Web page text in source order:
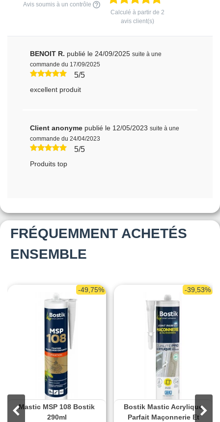
Avis soumis à un contrôle
Calculé à partir de 2
avis client(s)
BENOIT R. publié le 24/09/2025 suite à une
commande du 17/09/2025
5/5
excellent produit
Client anonyme publié le 12/05/2023 suite à une
commande du 24/04/2023
5/5
Produits top
FRÉQUEMMENT ACHETÉS
ENSEMBLE
-49,75%
Mastic MSP 108 Bostik
290ml
-39,53%
Bostik Mastic Acrylique
Parfait Maçonnerie Et